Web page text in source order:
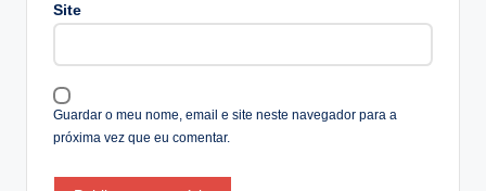
Site
Guardar o meu nome, email e site neste navegador para a
próxima vez que eu comentar.
ti
e
: